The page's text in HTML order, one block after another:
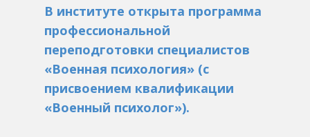
В институте открыта программа
профессиональной
переподготовки специалистов
«Военная психология» (с
присвоением квалификации
«Военный психолог»).